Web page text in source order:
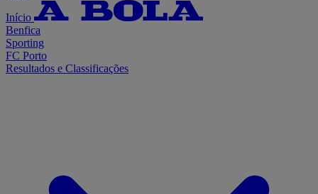
Início
Benfica
Sporting
FC Porto
Resultados e Classificações